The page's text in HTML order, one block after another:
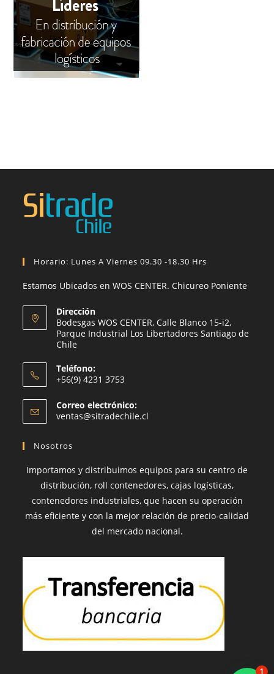
Horario: Lunes A Viernes 09.30 -18.30 Hrs
Estamos Ubicados en WOS CENTER. Chicureo Poniente
Dirección
Bodesgas WOS CENTER, Calle Blanco 15-i2,
Parque Industrial Los Libertadores Santiago de
Chile
Teléfono:
+56(9) 4231 3753
abre
en
Correo electrónico:
ventas@sitradechile.cl
Nosotros
Importamos y distribuimos equipos para su centro de
distribución, roll contenedores, cajas logísticas,
contenedores industriales, que hacen su operación
más eficiente y con la mejor relación de precio-calidad
del mercado nacional.
1